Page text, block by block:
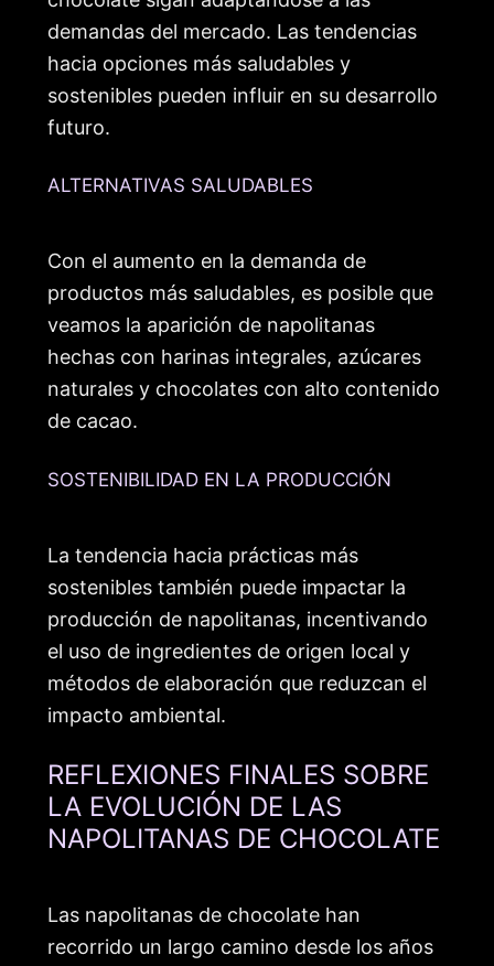
demandas del mercado. Las tendencias
hacia opciones más saludables y
sostenibles pueden influir en su desarrollo
futuro.
ALTERNATIVAS SALUDABLES
Con el aumento en la demanda de
productos más saludables, es posible que
veamos la aparición de napolitanas
hechas con harinas integrales, azúcares
naturales y chocolates con alto contenido
de cacao.
SOSTENIBILIDAD EN LA PRODUCCIÓN
La tendencia hacia prácticas más
sostenibles también puede impactar la
producción de napolitanas, incentivando
el uso de ingredientes de origen local y
métodos de elaboración que reduzcan el
impacto ambiental.
REFLEXIONES FINALES SOBRE
LA EVOLUCIÓN DE LAS
NAPOLITANAS DE CHOCOLATE
Las napolitanas de chocolate han
recorrido un largo camino desde los años